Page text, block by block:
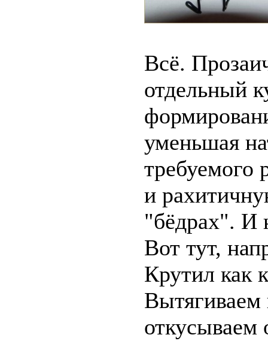
Всё.
отдельный
уменьшая
требуемого
и
"бёдрах". И
Вот тут,
Крутил как
откусываем